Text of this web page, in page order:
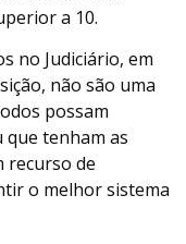
a 10.
no Judiciário, em
não são uma
possam
que tenham as
recurso de
o melhor sistema